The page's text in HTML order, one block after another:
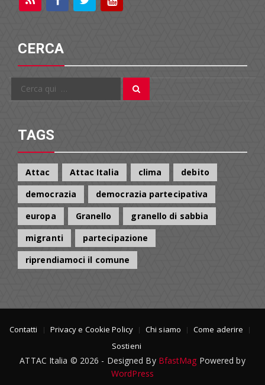
CERCA
Cerca
TAGS
Attac Attac Italia clima
debito
democrazia
democrazia partecipativa
europa
Granello
granello di sabbia
migranti
partecipazione
riprendiamoci il comune
Contatti Privacy e Cookie Policy Chi siamo
Come aderire
Sostieni
ATTAC Italia © 2026 - Designed By BfastMag Powered by
WordPress